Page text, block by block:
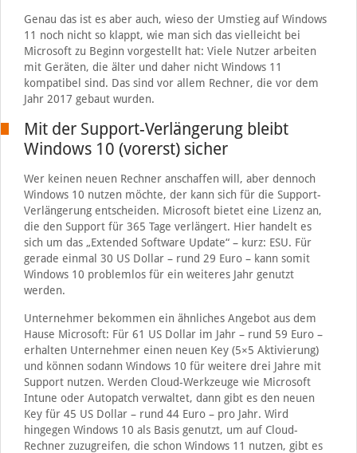
Genau das ist es aber auch, wieso der Umstieg auf Windows
11 noch nicht so klappt, wie man sich das vielleicht bei
Microsoft zu Beginn vorgestellt hat: Viele Nutzer arbeiten
mit Geräten, die älter und daher nicht Windows 11
kompatibel sind. Das sind vor allem Rechner, die vor dem
Jahr 2017 gebaut wurden.
Mit der Support-Verlängerung bleibt
Windows 10 (vorerst) sicher
Wer keinen neuen Rechner anschaffen will, aber dennoch
Windows 10 nutzen möchte, der kann sich für die Support-
Verlängerung entscheiden. Microsoft bietet eine Lizenz an,
die den Support für 365 Tage verlängert. Hier handelt es
sich um das „Extended Software Update“ – kurz: ESU. Für
gerade einmal 30 US Dollar – rund 29 Euro – kann somit
Windows 10 problemlos für ein weiteres Jahr genutzt
werden.
Unternehmer bekommen ein ähnliches Angebot aus dem
Hause Microsoft: Für 61 US Dollar im Jahr – rund 59 Euro –
erhalten Unternehmer einen neuen Key (5×5 Aktivierung)
und können sodann Windows 10 für weitere drei Jahre mit
Support nutzen. Werden Cloud-Werkzeuge wie Microsoft
Intune oder Autopatch verwaltet, dann gibt es den neuen
Key für 45 US Dollar – rund 44 Euro – pro Jahr. Wird
hingegen Windows 10 als Basis genutzt, um auf Cloud-
Rechner zuzugreifen, die schon Windows 11 nutzen, gibt es